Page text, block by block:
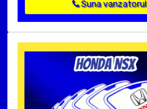
Suna vanzatorul